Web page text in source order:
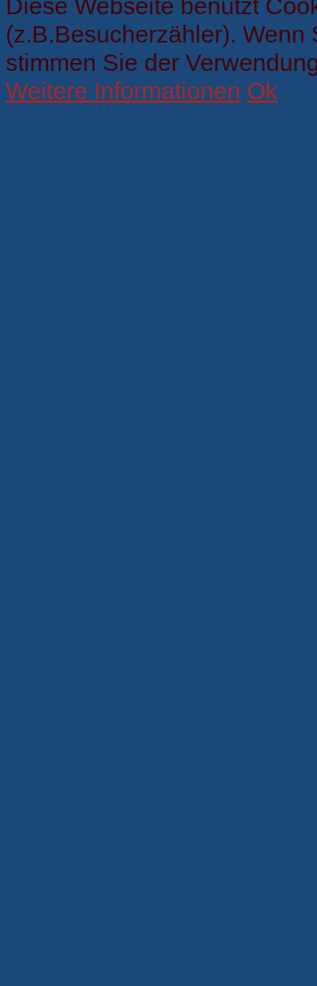
Diese Webseite benutzt
(z.B.Besucherzähler).
stimmen Sie der
Weitere Informationen Ok